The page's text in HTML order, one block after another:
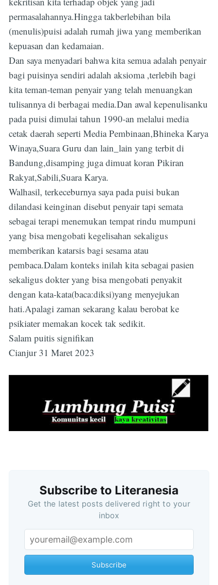
permasalahannya.Hingga takberlebihan bila
(menulis)puisi adalah rumah jiwa yang memberikan
kepuasan dan kedamaian.
Dan saya menyadari bahwa kita semua adalah penyair
bagi puisinya sendiri adalah aksioma ,terlebih bagi
kita teman-teman penyair yang telah menuangkan
tulisannya di berbagai media.Dan awal kepenulisanku
pada puisi dimulai tahun 1990-an melalui media
cetak daerah seperti Media Pembinaan,Bhineka Karya
Winaya,Suara Guru dan lain_lain yang terbit di
Bandung,disamping juga dimuat koran Pikiran
Rakyat,Sabili,Suara Karya.
Walhasil, terkeceburnya saya pada puisi bukan
dilandasi keinginan disebut penyair tapi semata
sebagai terapi menemukan tempat rindu mumpuni
yang bisa mengobati kegelisahan sekaligus
memberikan katarsis bagi sesama atau
pembaca.Dalam konteks inilah kita sebagai pasien
sekaligus dokter yang bisa mengobati penyakit
dengan kata-kata(baca:diksi)yang menyejukan
hati.Apalagi zaman sekarang kalau berobat ke
psikiater memakan kocek tak sedikit.
Salam puitis signifikan
Cianjur 31 Maret 2023
Subscribe to Literanesia
Get the latest posts delivered right to your
inbox
Subscribe
Subscribe